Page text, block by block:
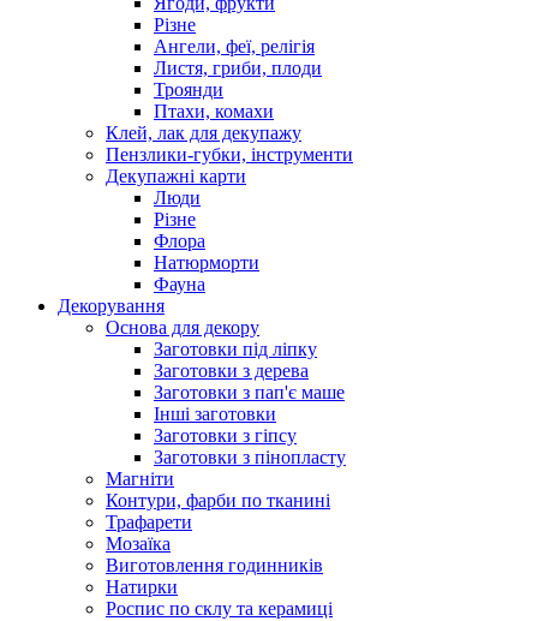
Різне
Ангели, феї, релігія
Листя, гриби, плоди
Троянди
Птахи, комахи
Клей, лак для декупажу
Пензлики-губки, інструменти
Декупажні карти
Люди
Різне
Флора
Натюрморти
Фауна
Декорування
Основа для декору
Заготовки під ліпку
Заготовки з дерева
Заготовки з пап'є маше
Інші заготовки
Заготовки з гіпсу
Заготовки з пінопласту
Магніти
Контури, фарби по тканині
Трафарети
Мозаїка
Виготовлення годинників
Натирки
Роспис по склу та керамиці